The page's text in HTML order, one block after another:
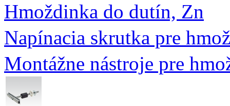
Hmoždinka do dutín, Zn
Napínacia skrutka pre
Montážne nástroje pre